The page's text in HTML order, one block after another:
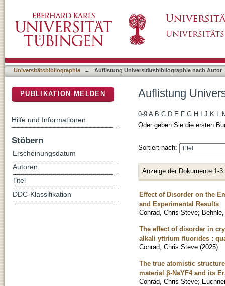
Universitätsbibliographie → Auflistung Universitätsbibliographie nach Autor
Auflistung
0-9 A B C D E F G H J K L
Oder geben Sie die ersten
Sortiert nach:
Anzeige der Dokumente 1-3
Effect of Disorder on the
and Experimental Results
Conrad, Chris Steve;
The effect of disorder in
alkali yttrium fluorides :
Conrad, Chris Steve (2025)
The true atomistic
material β-NaYF4 and its
Conrad, Chris Steve;
PUBLIKATION MELDEN
Hilfe und Informationen
Stöbern
Erscheinungsdatum
Autoren
Titel
DDC-Klassifikation